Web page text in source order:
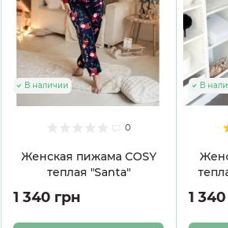
0
Женская пижама COSY
теплая "Santa"
В наличии
1 340 грн
В
1